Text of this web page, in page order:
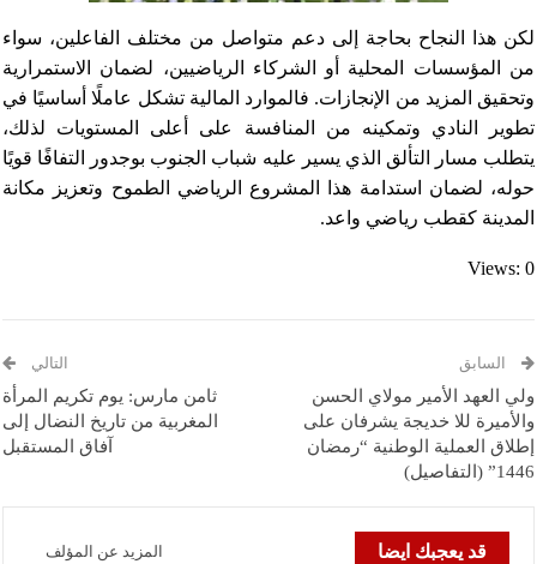
لكن هذا النجاح بحاجة إلى دعم متواصل من مختلف الفاعلين، سواء
من المؤسسات المحلية أو الشركاء الرياضيين، لضمان الاستمرارية
وتحقيق المزيد من الإنجازات. فالموارد المالية تشكل عاملًا أساسيًا في
تطوير النادي وتمكينه من المنافسة على أعلى المستويات لذلك،
يتطلب مسار التألق الذي يسير عليه شباب الجنوب بوجدور التفافًا قويًا
حوله، لضمان استدامة هذا المشروع الرياضي الطموح وتعزيز مكانة
المدينة كقطب رياضي واعد.
Views: 0
السابق
ولي العهد الأمير مولاي الحسن
والأميرة للا خديجة يشرفان على
إطلاق العملية الوطنية “رمضان
1446” (التفاصيل)
التالي
ثامن مارس: يوم تكريم المرأة
المغربية من تاريخ النضال إلى
آفاق المستقبل
قد يعجبك ايضا المزيد عن المؤلف